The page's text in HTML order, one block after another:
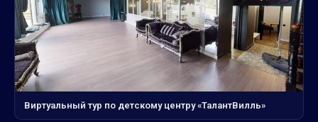
Виртуальный тур по детскому центру «ТалантВилль»